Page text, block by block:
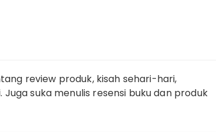
review produk, kisah sehari-hari,
suka menulis resensi buku dan produk